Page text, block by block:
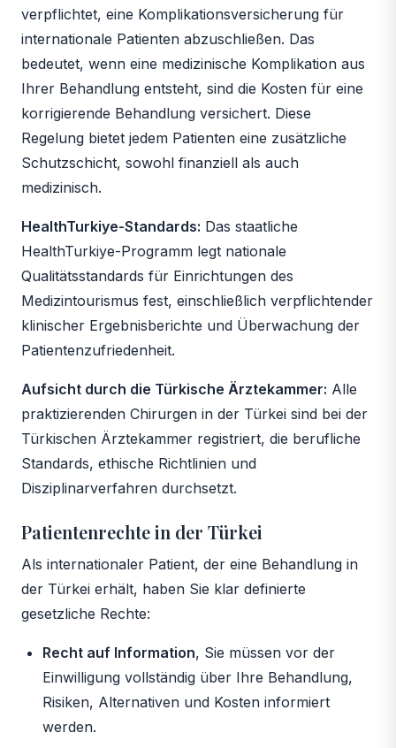
verpflichtet, eine Komplikationsversicherung für
internationale Patienten abzuschließen. Das
bedeutet, wenn eine medizinische Komplikation aus
Ihrer Behandlung entsteht, sind die Kosten für eine
korrigierende Behandlung versichert. Diese
Regelung bietet jedem Patienten eine zusätzliche
Schutzschicht, sowohl finanziell als auch
medizinisch.
HealthTurkiye-Standards: Das staatliche
HealthTurkiye-Programm legt nationale
Qualitätsstandards für Einrichtungen des
Medizintourismus fest, einschließlich verpflichtender
klinischer Ergebnisberichte und Überwachung der
Patientenzufriedenheit.
Aufsicht durch die Türkische Ärztekammer: Alle
praktizierenden Chirurgen in der Türkei sind bei der
Türkischen Ärztekammer registriert, die berufliche
Standards, ethische Richtlinien und
Disziplinarverfahren durchsetzt.
Patientenrechte in der Türkei
Als internationaler Patient, der eine Behandlung in
der Türkei erhält, haben Sie klar definierte
gesetzliche Rechte:
Recht auf Information, Sie müssen vor der
Einwilligung vollständig über Ihre Behandlung,
Risiken, Alternativen und Kosten informiert
werden.